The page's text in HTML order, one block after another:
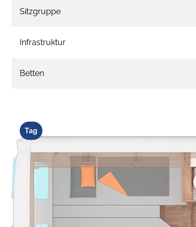
Sitzgruppe
Infrastruktur
Betten
Tag